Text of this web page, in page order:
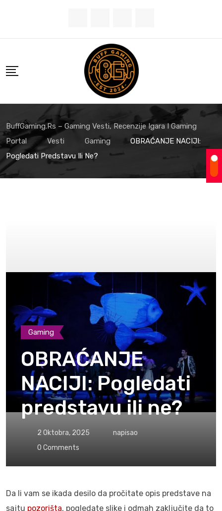
content
BuffGaming.rs – Gaming Vesti, Recenzije Igara I Gaming
Portal
Vesti Gaming
OBRAĆANJE NACIJI:
Pogledati Predstavu Ili Ne?
Gaming
OBRAĆANJE
NACIJI: Pogledati
predstavu ili ne?
2 Oktobra, 2025
napisao
0 Comments
Da li vam se ikada desilo da pročitate opis predstave na
sajtu pozorišta, pogledate slike i odmah zaključite da to